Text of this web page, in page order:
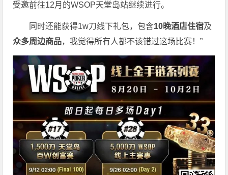
受邀前往12月的WSOP天堂岛站继续进行。
同时还能获得1w刀线下礼包，包含10晚酒店住宿及
众多周边商品，我觉得所有人都不该错过这场比赛！”